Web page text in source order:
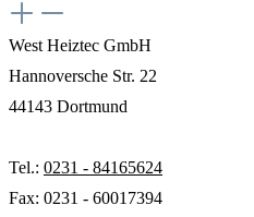
West Heiztec GmbH
Hannoversche Str. 22
44143 Dortmund
Tel.: 0231 - 84165624
Fax: 0231 - 60017394